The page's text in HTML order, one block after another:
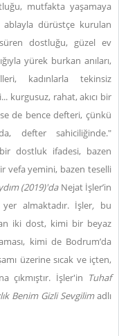
mutfakta yaşamaya
ablayla dürüstçe kurulan
dostluğu, güzel ev
yürek burkan anıları,
kadınlarla tekinsiz
kurgusuz, rahat, akıcı bir
de bence defteri, çünkü
defter sahiciliğinde."
dostluk ifadesi, bazen
vefa yemini, bazen teselli
(2019)'da Nejat İşler’in
almaktadır. İşler, bu
iki dost, kimi bir beyaz
kimi de Bodrum’da
üzerine sıcak ve içten,
çıkmıştır. İşler'in Tuhaf
Benim Gizli Sevgilimadlı